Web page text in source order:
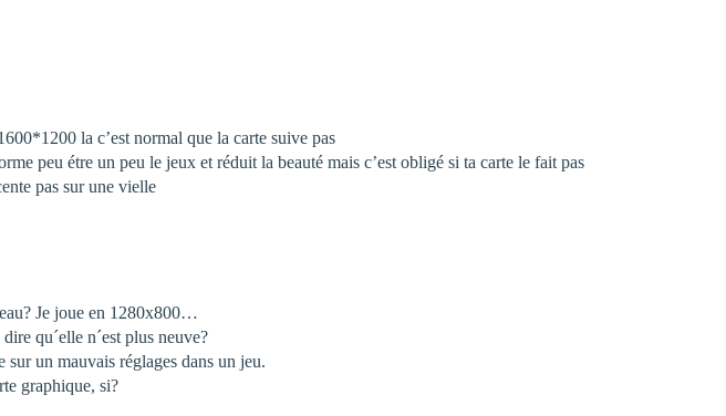
la c’est normal que la carte suive pas
peu étre un peu le jeux et réduit la beauté mais c’est obligé si ta carte le fait pas
pas sur une vielle
Je joue en 1280x800…
qu´elle n´est plus neuve?
un mauvais réglages dans un jeu.
graphique, si?